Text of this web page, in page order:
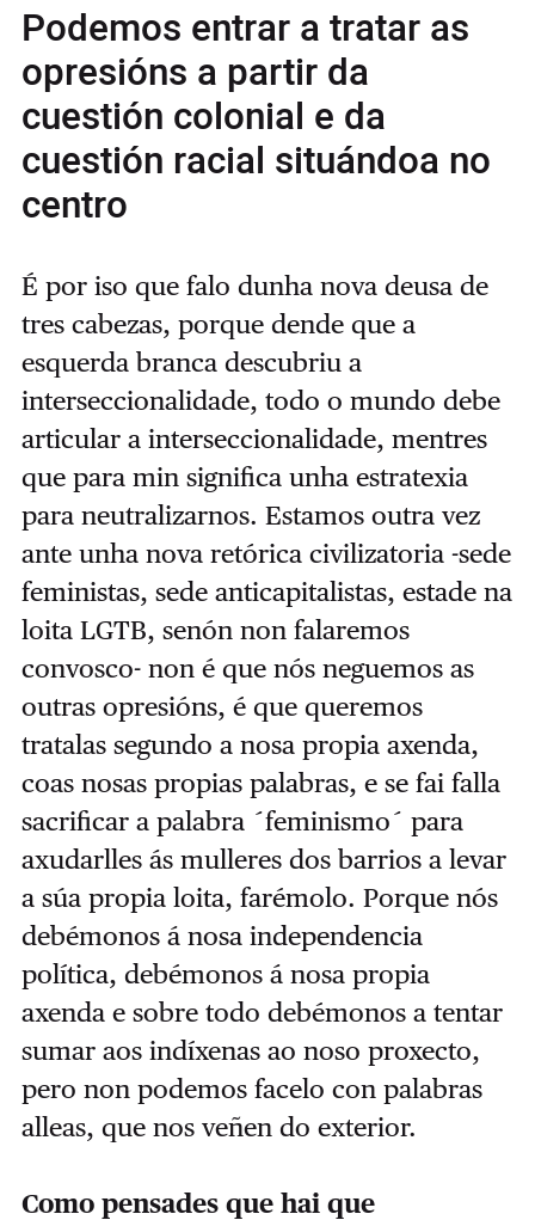
Podemos entrar a tratar as
opresións a partir da
cuestión colonial e da
cuestión racial situándoa no
centro
É por iso que falo dunha nova deusa de
tres cabezas, porque dende que a
esquerda branca descubriu a
interseccionalidade, todo o mundo debe
articular a interseccionalidade, mentres
que para min significa unha estratexia
para neutralizarnos. Estamos outra vez
ante unha nova retórica civilizatoria -sede
feministas, sede anticapitalistas, estade na
loita LGTB, senón non falaremos
convosco- non é que nós neguemos as
outras opresións, é que queremos
tratalas segundo a nosa propia axenda,
coas nosas propias palabras, e se fai falla
sacrificar a palabra ´feminismo´ para
axudarlles ás mulleres dos barrios a levar
a súa propia loita, farémolo. Porque nós
debémonos á nosa independencia
política, debémonos á nosa propia
axenda e sobre todo debémonos a tentar
sumar aos indíxenas ao noso proxecto,
pero non podemos facelo con palabras
alleas, que nos veñen do exterior.
Como pensades que hai que